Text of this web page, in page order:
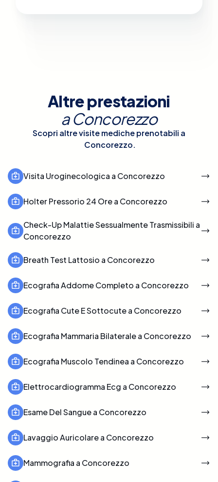
Altre prestazioni
aConcorezzo
Scopri altre visite mediche prenotabili a
Concorezzo.
Visita Uroginecologica a Concorezzo
Holter Pressorio 24 Ore a Concorezzo
Check-Up Malattie Sessualmente Trasmissibili a
Concorezzo
Breath Test Lattosio a Concorezzo
Ecografia Addome Completo a Concorezzo
Ecografia Cute E Sottocute a Concorezzo
Ecografia Mammaria Bilaterale a Concorezzo
Ecografia Muscolo Tendinea a Concorezzo
Elettrocardiogramma Ecg a Concorezzo
Esame Del Sangue a Concorezzo
Lavaggio Auricolare a Concorezzo
Mammografia a Concorezzo